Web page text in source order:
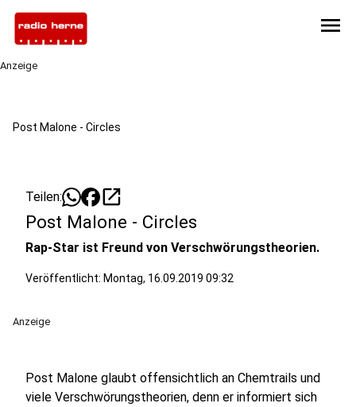
menu
Anzeige
Post Malone - Circles
Teilen: open_in_new
Post Malone - Circles
Rap-Star ist Freund von Verschwörungstheorien.
Veröffentlicht: Montag, 16.09.2019 09:32
Anzeige
Post Malone glaubt offensichtlich an Chemtrails und
viele Verschwörungstheorien, denn er informiert sich